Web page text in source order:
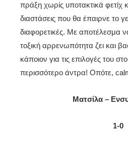
πράξη χωρίς υποτακτικά φετίχ
διαστάσεις που θα έπαιρνε το
διαφορετικές. Με αποτέλεσμα
τοξική αρρενωπότητα ζει και
κάποιον για τις επιλογές του
περισσότερο άντρα! Οπότε,
Ματσίλα –
1-0